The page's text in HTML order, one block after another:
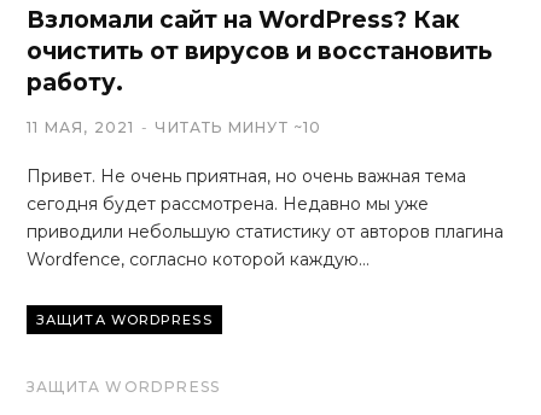
Взломали сайт на WordPress? Как
очистить от вирусов и восстановить
работу.
11 МАЯ, 2021 ЧИТАТЬ МИНУТ ~10
Привет. Не очень приятная, но очень важная тема
сегодня будет рассмотрена. Недавно мы уже
приводили небольшую статистику от авторов плагина
Wordfence, согласно которой каждую…
ЗАЩИТА WORDPRESS
ЗАЩИТА WORDPRESS